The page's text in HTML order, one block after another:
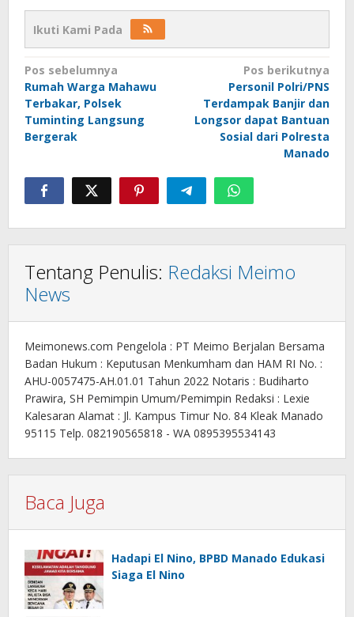
Ikuti Kami Pada
Navigasi
pos
Pos sebelumnya
Rumah Warga Mahawu
Terbakar, Polsek
Tuminting Langsung
Bergerak
Pos berikutnya
Personil Polri/PNS
Terdampak Banjir dan
Longsor dapat Bantuan
Sosial dari Polresta
Manado
Tentang Penulis: Redaksi Meimo
News
Meimonews.com Pengelola : PT Meimo Berjalan Bersama
Badan Hukum : Keputusan Menkumham dan HAM RI No. :
AHU-0057475-AH.01.01 Tahun 2022 Notaris : Budiharto
Prawira, SH Pemimpin Umum/Pemimpin Redaksi : Lexie
Kalesaran Alamat : Jl. Kampus Timur No. 84 Kleak Manado
95115 Telp. 082190565818 - WA 0895395534143
Baca Juga
Hadapi El Nino, BPBD Manado Edukasi
Siaga El Nino